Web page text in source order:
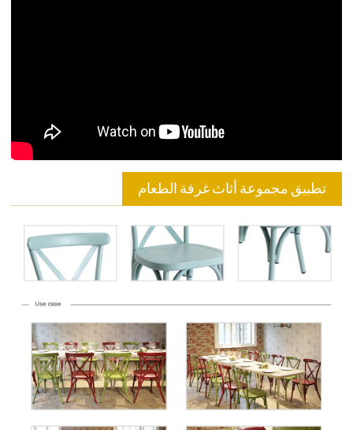
تطبيق مجموعة أثاث غرفة الطعام